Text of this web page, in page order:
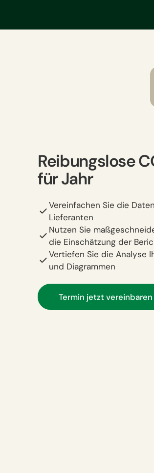
Reibungslose
für Jahr
Vereinfachen Sie die
Lieferanten
Nutzen Sie
die Einschätzung der
Vertiefen Sie die Analyse
und Diagrammen
Termin jetzt vereinbaren